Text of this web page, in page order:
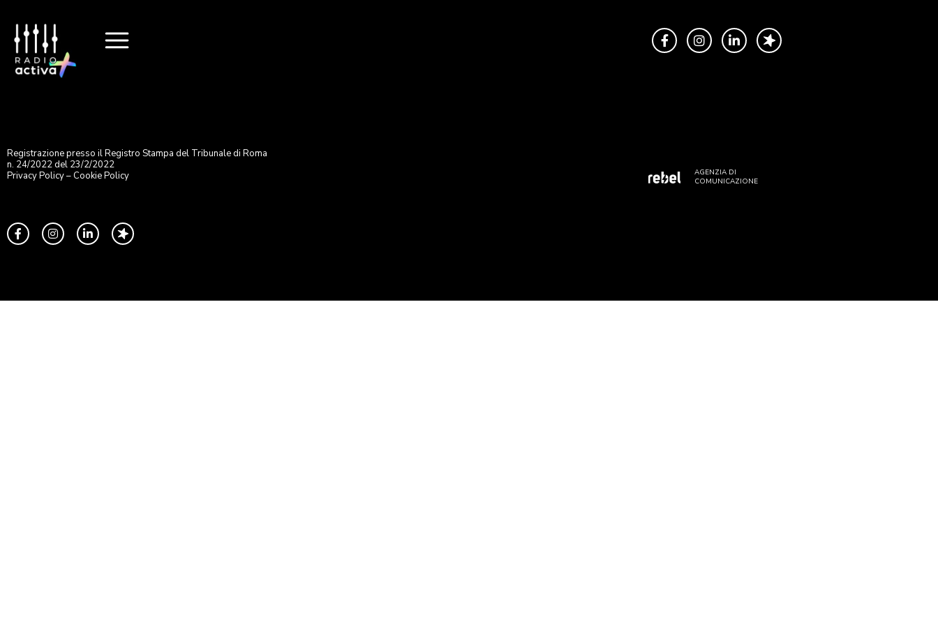
Registrazione presso il Registro Stampa del Tribunale di Roma
n. 24/2022 del 23/2/2022
Privacy Policy– Cookie Policy
AGENZIA DI
COMUNICAZIONE